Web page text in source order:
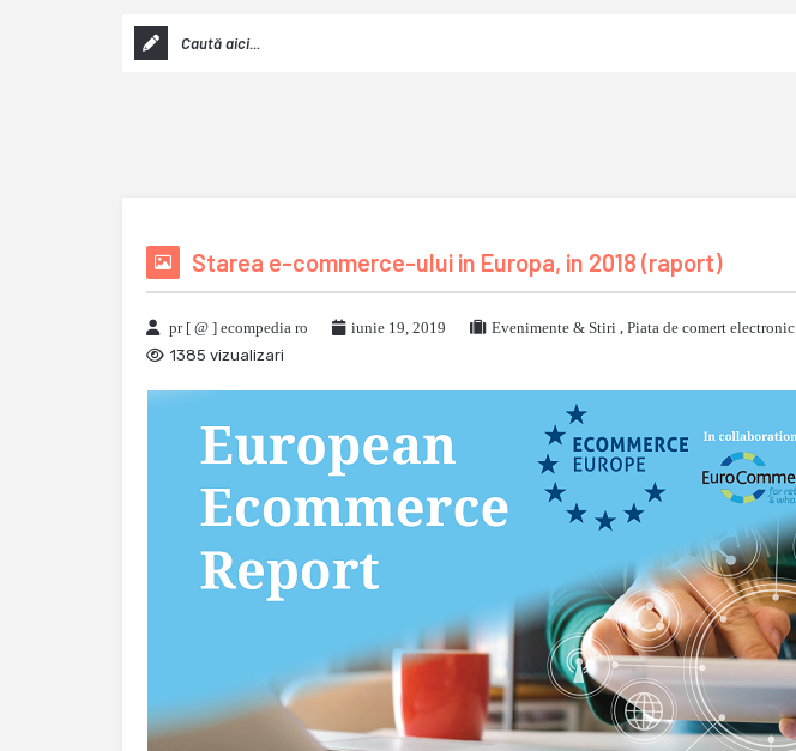
Starea e-commerce-ului in Europa, in 2018 (raport)
pr [ @ ] ecompedia ro iunie 19, 2019 Evenimente & Stiri , Piata de comert electronic
1385 vizualizari